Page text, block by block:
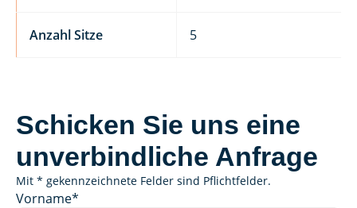
Anzahl Sitze 5
Schicken Sie uns eine
unverbindliche Anfrage
Mit * gekennzeichnete Felder sind Pflichtfelder.
Vorname*